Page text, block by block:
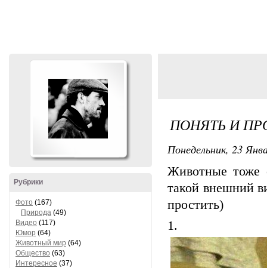
Рубрики
Фото (167)
Природа (49)
Видео (117)
Юмор (64)
Животный мир (64)
Общество (63)
Интересное (37)
ПОНЯТЬ И
Понедельник, 23
Животные тоже
такой внешний
простить)
1.